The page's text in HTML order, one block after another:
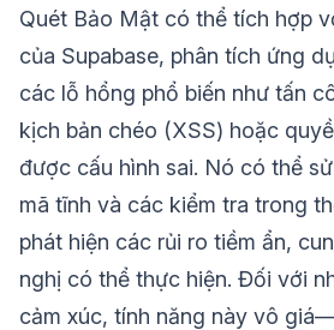
Quét Bảo Mật có thể tích hợp
của Supabase, phân tích ứng
các lỗ hổng phổ biến như tấn
kịch bản chéo (XSS) hoặc
được cấu hình sai. Nó có thể
mã tĩnh và các kiểm tra trong
phát hiện các rủi ro tiềm ẩn,
nghị có thể thực hiện. Đối với
cảm xúc, tính năng này vô